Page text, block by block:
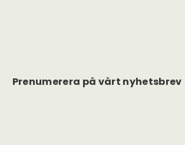
Prenumerera på vårt nyhetsbrev